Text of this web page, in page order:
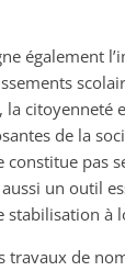
également
la citoyenneté
de la
constitue pas
un outil
stabilisation à
travaux de